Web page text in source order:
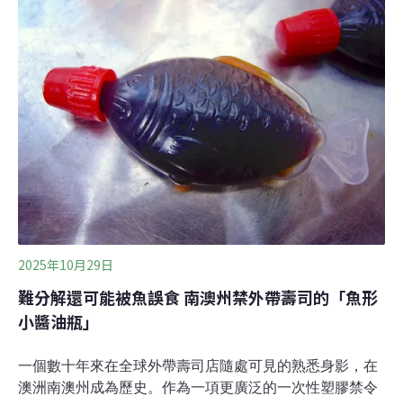
遠 火箭基地開發敲警鐘南方鶓鷯鶯廣泛分布於澳洲海岸地
區。依據澳洲環境法規標準，棲息於南澳州的三個亞種均
已瀕危。其中，在艾爾半島（Eyre Peninsula）的亞種僅
剩750隻，分布在11個分散的棲地，威爾斯灣（Whalers
Way）是關鍵地點。因此，澳洲2024年批准「南方發射」
（Southern Launch）在威爾斯灣建造永久火箭發射基地
時，保育人士十分擔憂。南方鶓鷯鶯生活在石楠地
（heathlands），擅長在茂密低矮
2025年10月29日
難分解還可能被魚誤食 南澳州禁外帶壽司的「魚形
小醬油瓶」
一個數十年來在全球外帶壽司店隨處可見的熟悉身影，在
澳洲南澳州成為歷史。作為一項更廣泛的一次性塑膠禁令